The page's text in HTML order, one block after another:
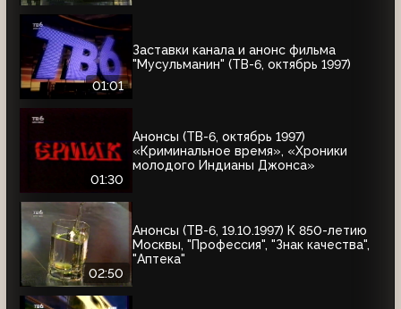
01:01
Заставки канала и анонс фильма
"Мусульманин" (ТВ-6, октябрь 1997)
01:30
Анонсы (ТВ-6, октябрь 1997)
«Криминальное время», «Хроники
молодого Индианы Джонса»
02:50
Анонсы (ТВ-6, 19.10.1997) К 850-летию
Москвы, "Профессия", "Знак качества",
"Аптека"